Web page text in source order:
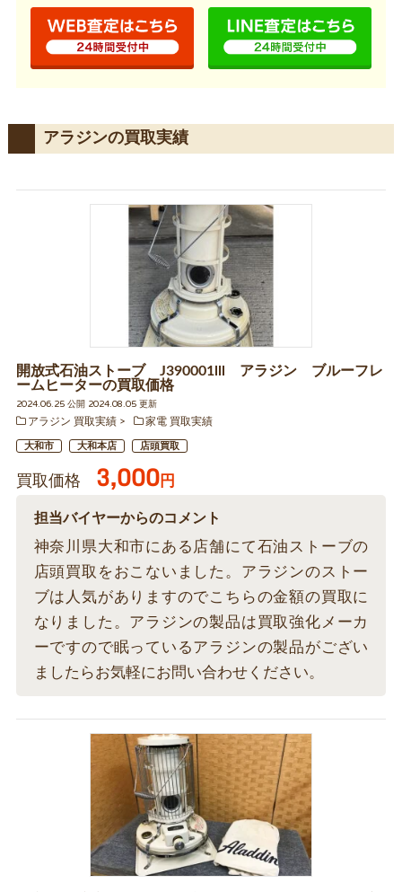
アラジンの買取実績
開放式石油ストーブ J390001lll アラジン ブルーフレ
ームヒーターの買取価格
2024.06.25 公開 2024.08.05 更新
アラジン 買取実績
家電 買取実績
大和市 大和本店 店頭買取
買取価格 3,000円
担当バイヤーからのコメント
神奈川県大和市にある店舗にて石油ストーブの
店頭買取をおこないました。アラジンのストー
ブは人気がありますのでこちらの金額の買取に
なりました。アラジンの製品は買取強化メーカ
ーですので眠っているアラジンの製品がござい
ましたらお気軽にお問い合わせください。